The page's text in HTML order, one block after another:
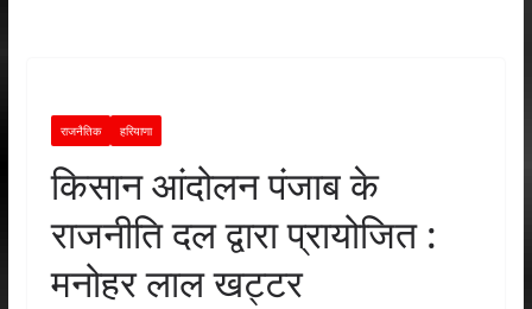
राजनैतिक हरियाणा
किसान आंदोलन पंजाब के
राजनीति दल द्वारा प्रायोजित :
मनोहर लाल खट्टर